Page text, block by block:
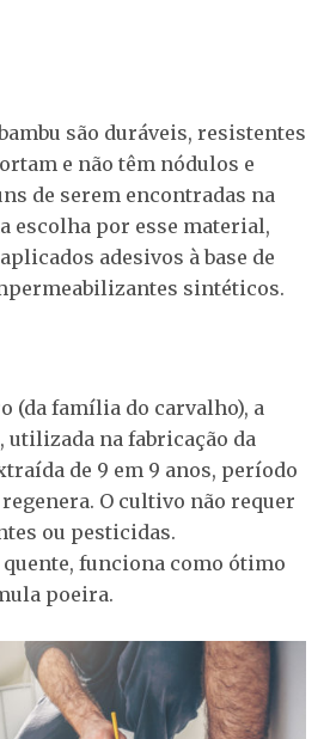
são duráveis, resistentes
e não têm nódulos e
de serem encontradas na
escolha por esse material,
adesivos à base de
sintéticos.
(da família do carvalho), a
utilizada na fabricação da
de 9 em 9 anos, período
O cultivo não requer
ou pesticidas.
funciona como ótimo
poeira.